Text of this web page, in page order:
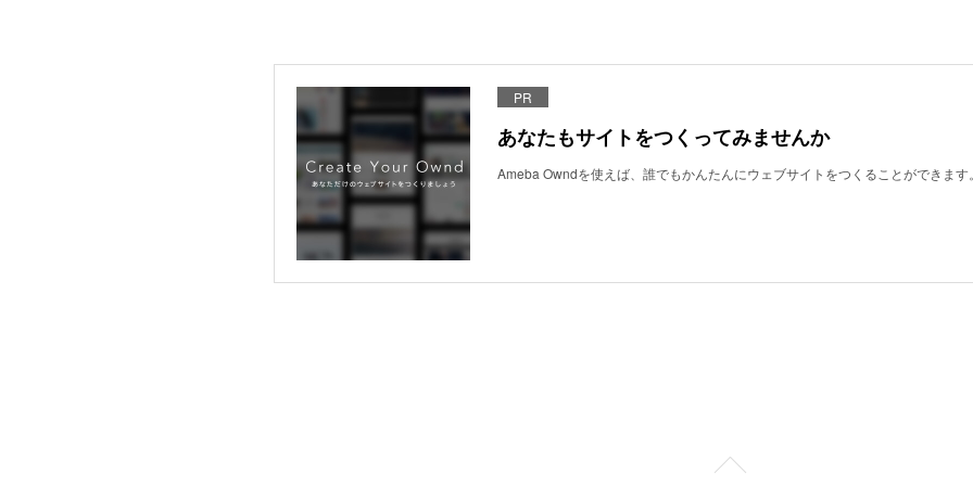
PR
あなたもサイトをつくってみませんか
Ameba Owndを使えば、誰でもかんたんにウェブサイトをつくることができます